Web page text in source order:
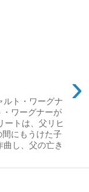
›
ト・ワーグナ
ワーグナーが
ートは、父リヒ
間にもうけた子
し、父の亡き